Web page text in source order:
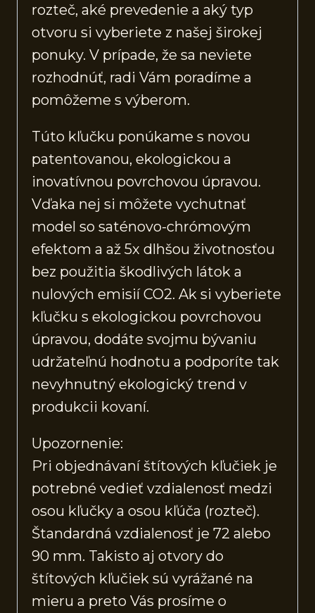
rozteč, aké prevedenie a aký typ
otvoru si vyberiete z našej širokej
ponuky. V prípade, že sa neviete
rozhodnúť, radi Vám poradíme a
pomôžeme s výberom.
Túto kľučku ponúkame s novou
patentovanou, ekologickou a
inovatívnou povrchovou úpravou.
Vďaka nej si môžete vychutnať
model so saténovo-chrómovým
efektom a až 5x dlhšou životnosťou
bez použitia škodlivých látok a
nulových emisií CO2. Ak si vyberiete
kľučku s ekologickou povrchovou
úpravou, dodáte svojmu bývaniu
udržateľnú hodnotu a podporíte tak
nevyhnutný ekologický trend v
produkcii kovaní.
Upozornenie:
Pri objednávaní štítových kľučiek je
potrebné vedieť vzdialenosť medzi
osou kľučky a osou kľúča (rozteč).
Štandardná vzdialenosť je 72 alebo
90 mm. Takisto aj otvory do
štítových kľučiek sú vyrážané na
mieru a preto Vás prosíme o